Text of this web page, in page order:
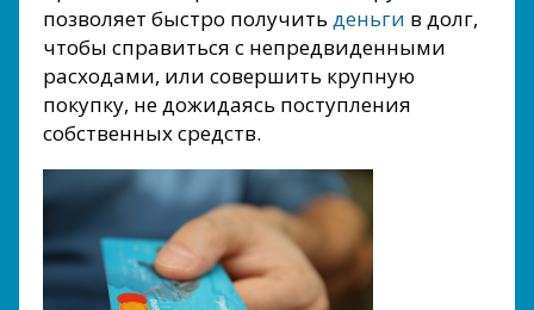
позволяет быстро получить деньги в долг,
чтобы справиться с непредвиденными
расходами, или совершить крупную
покупку, не дожидаясь поступления
собственных средств.